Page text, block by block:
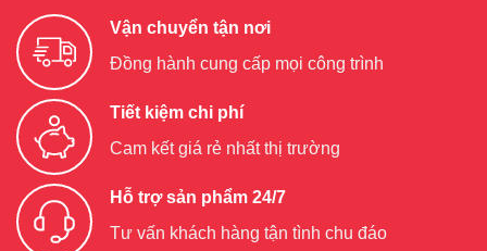
Vận chuyển tận nơi
Đồng hành cung cấp mọi công trình
Tiết kiệm chi phí
Cam kết giá rẻ nhất thị trường
Hỗ trợ sản phẩm 24/7
Tư vấn khách hàng tận tình chu đáo